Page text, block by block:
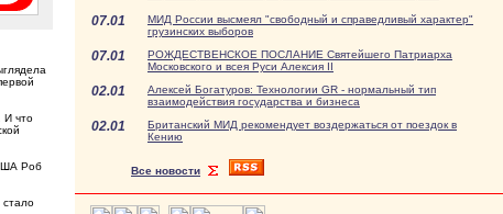
И что
Роб
07.01
МИД России высмеял "свободный и справедливый характер"
грузинских выборов
07.01
РОЖДЕСТВЕНСКОЕ ПОСЛАНИЕ Святейшего Патриарха
Московского и всея Руси Алексия II
02.01
Алексей Богатуров: Технологии GR - нормальный тип
взаимодействия государства и бизнеса
02.01
Британский МИД рекомендует воздержаться от поездок в
Кению
Все новости